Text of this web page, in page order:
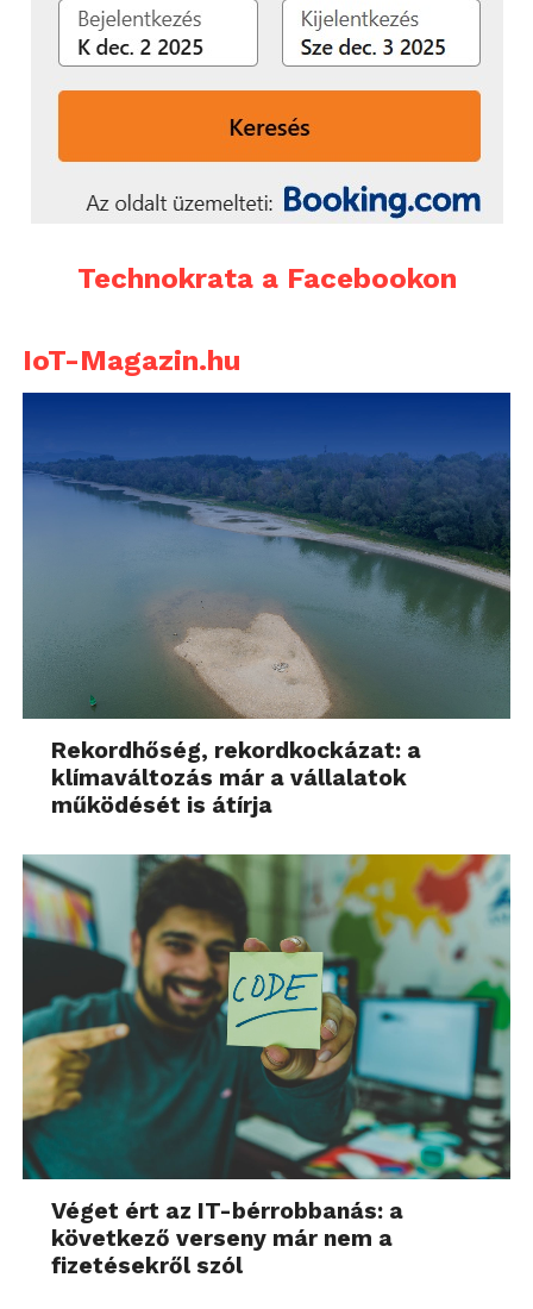
Technokrata a Facebookon
IoT-Magazin.hu
Rekordhőség, rekordkockázat: a
klímaváltozás már a vállalatok
működését is átírja
Véget ért az IT-bérrobbanás: a
következő verseny már nem a
fizetésekről szól